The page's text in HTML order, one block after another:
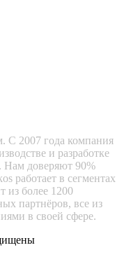
С 2007 года компания
и разработке
Нам доверяют 90%
работает в сегментах
из более 1200
партнёров, все из
в своей сфере.